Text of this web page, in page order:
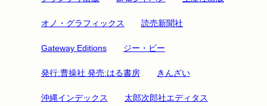
オノ・グラフィックス 読売新聞社
Gateway Editions ジー・ビー
発行:曹操社 発売:はる書房 きんざい
沖縄インデックス 太郎次郎社エディタス